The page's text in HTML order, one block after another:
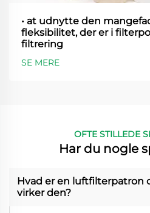
• at udnytte den
fleksibilitet, der er i
filtrering
SE MERE
OFTE STILLEDE
Har du nogle
Hvad er en luftfilterpatron
virker den?